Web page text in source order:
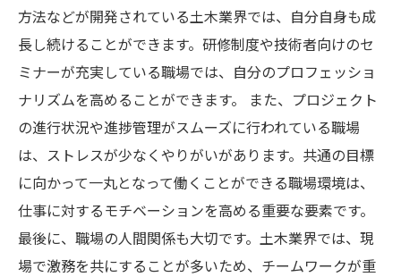
方法などが開発されている土木業界では、自分自身も成
長し続けることができます。研修制度や技術者向けのセ
ミナーが充実している職場では、自分のプロフェッショ
ナリズムを高めることができます。 また、プロジェクト
の進行状況や進捗管理がスムーズに行われている職場
は、ストレスが少なくやりがいがあります。共通の目標
に向かって一丸となって働くことができる職場環境は、
仕事に対するモチベーションを高める重要な要素です。
最後に、職場の人間関係も大切です。土木業界では、現
場で激務を共にすることが多いため、チームワークが重